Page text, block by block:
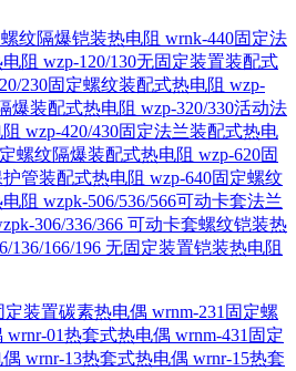
纹隔爆铠装热电阻 wrnk-440固定法
阻 wzp-120/130无固定装置装配式
230固定螺纹装配式热电阻 wzp-
爆装配式热电阻 wzp-320/330活动法
wzp-420/430固定法兰装配式热电
螺纹隔爆装配式热电阻 wzp-620固
管装配式热电阻 wzp-640固定螺纹
阻 wzpk-506/536/566可动卡套法兰
306/336/366 可动卡套螺纹铠装热
136/166/196 无固定装置铠装热电阻
定装置碳素热电偶 wrnm-231固定螺
wrnr-01热套式热电偶 wrnm-431固定
wrnr-13热套式热电偶 wrnr-15热套